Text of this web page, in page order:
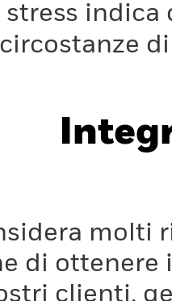
stress
molti
di
clienti,